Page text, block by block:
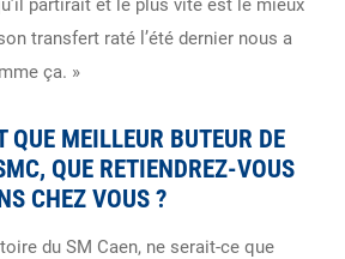
partirait et le plus vite est le mieux
transfert raté l’été dernier nous a
ça. »
QUE MEILLEUR BUTEUR DE
QUE RETIENDREZ-VOUS
CHEZ VOUS ?
du SM Caen, ne serait-ce que